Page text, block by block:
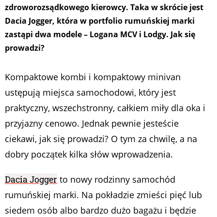
zdroworozsądkowego kierowcy. Taka w skrócie jest
Dacia Jogger, która w portfolio rumuńskiej marki
zastąpi dwa modele – Logana MCV i Lodgy. Jak się
prowadzi?
Kompaktowe kombi i kompaktowy minivan
ustępują miejsca samochodowi, który jest
praktyczny, wszechstronny, całkiem miły dla oka i
przyjazny cenowo. Jednak pewnie jesteście
ciekawi, jak się prowadzi? O tym za chwilę, a na
dobry początek kilka słów wprowadzenia.
Dacia Jogger to nowy rodzinny samochód
rumuńskiej marki. Na pokładzie zmieści pięć lub
siedem osób albo bardzo dużo bagażu i będzie